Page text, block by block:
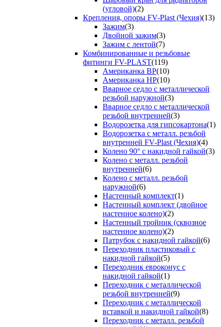
(угловой)(2)
Крепления, опоры FV-Plast (Чехия)(13)
Зажим(3)
Двойной зажим(3)
Зажим с лентой(7)
Комбинированные и резьбовые
фитинги FV-PLAST(119)
Американка ВР(10)
Американка НР(10)
Вварное седло с металлической
резьбой наружной(3)
Вварное седло с металлической
резьбой внутренней(3)
Водорозетка для гипсокартона(1)
Водорозетка с металл. резьбой
внутренней FV-Plast (Чехия)(4)
Колено 90° с накидной гайкой(3)
Колено с металл. резьбой
внутренней(6)
Колено с металл. резьбой
наружной(6)
Настенный комплект(1)
Настенный комплект (двойное
настенное колено)(2)
Настенный тройник (сквозное
настенное колено)(2)
Патрубок с накидной гайкой(6)
Переходник пластиковый с
накидной гайкой(5)
Переходник евроконус с
накидной гайкой(1)
Переходник с металлической
резьбой внутренней(9)
Переходник с металлической
вставкой и накидной гайкой(8)
Переходник с металл. резьбой